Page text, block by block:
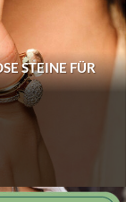
STEINE FÜR